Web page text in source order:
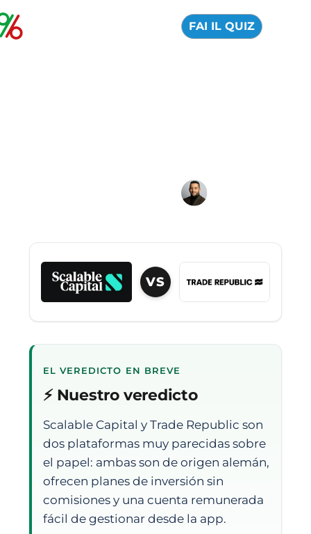
FAI IL QUIZ
VS
EL VEREDICTO EN BREVE
⚡ Nuestro veredicto
Scalable Capital y Trade Republic son
dos plataformas muy parecidas sobre
el papel: ambas son de origen alemán,
ofrecen planes de inversión sin
comisiones y una cuenta remunerada
fácil de gestionar desde la app.